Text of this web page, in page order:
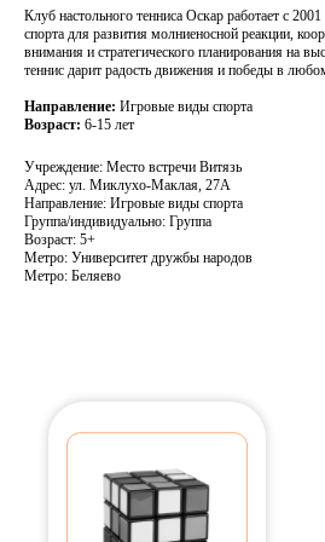
Клуб настольного тенниса Оскар работает с
спорта для развития молниеносной реакции,
внимания и стратегического планирования на
теннис дарит радость движения и победы в
Направление: Игровые виды спорта
Возраст: 6-15 лет
Учреждение: Место встречи Витязь
Адрес: ул. Миклухо-Маклая, 27А
Направление: Игровые виды спорта
Группа/индивидуально: Группа
Возраст: 5+
Метро: Университет дружбы народов
Метро: Беляево